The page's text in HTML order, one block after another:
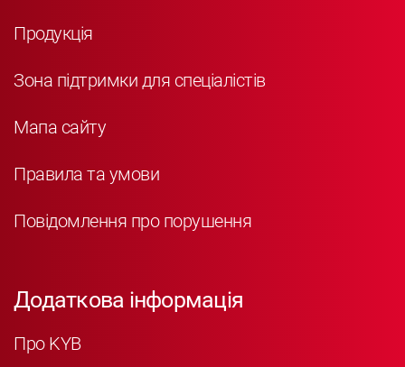
Продукція
Зона підтримки для спеціалістів
Мапа сайту
Правила та умови
Повідомлення про порушення
Додаткова інформація
Про KYB